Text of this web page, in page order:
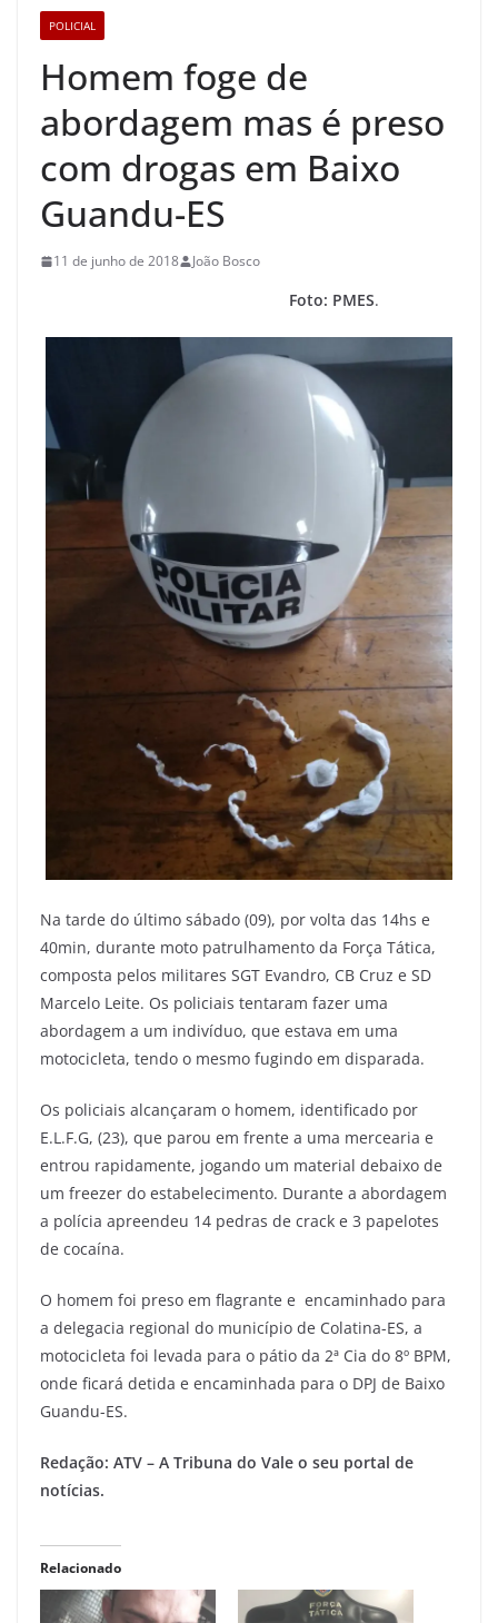
POLICIAL
Homem foge de
abordagem mas é preso
com drogas em Baixo
Guandu-ES
11 de junho de 2018 João Bosco
Foto: PMES.
Na tarde do último sábado (09), por volta das 14hs e
40min, durante moto patrulhamento da Força Tática,
composta pelos militares SGT Evandro, CB Cruz e SD
Marcelo Leite. Os policiais tentaram fazer uma
abordagem a um indivíduo, que estava em uma
motocicleta, tendo o mesmo fugindo em disparada.
Os policiais alcançaram o homem, identificado por
E.L.F.G, (23), que parou em frente a uma mercearia e
entrou rapidamente, jogando um material debaixo de
um freezer do estabelecimento. Durante a abordagem
a polícia apreendeu 14 pedras de crack e 3 papelotes
de cocaína.
O homem foi preso em flagrante e encaminhado para
a delegacia regional do município de Colatina-ES, a
motocicleta foi levada para o pátio da 2ª Cia do 8º BPM,
onde ficará detida e encaminhada para o DPJ de Baixo
Guandu-ES.
Redação: ATV – A Tribuna do Vale o seu portal de
notícias.
Relacionado